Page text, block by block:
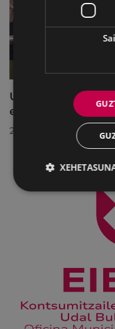
Udalbatzak
egindako bilkuran
2026/07/28